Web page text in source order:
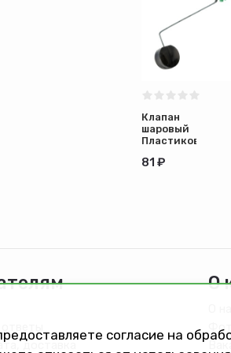
Клапан
шаровый
Пластиковый
81 ₽
доставка
О
согласие на